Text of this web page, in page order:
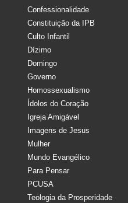
Confessionalidade
Constituição da IPB
Culto Infantil
Dízimo
Domingo
Governo
Homossexualismo
Ídolos do Coração
Igreja Amigável
Imagens de Jesus
Mulher
Mundo Evangélico
Para Pensar
PCUSA
Teologia da Prosperidade